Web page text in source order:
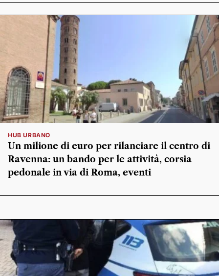
HUB URBANO
Un milione di euro per rilanciare il centro di
Ravenna: un bando per le attività, corsia
pedonale in via di Roma, eventi